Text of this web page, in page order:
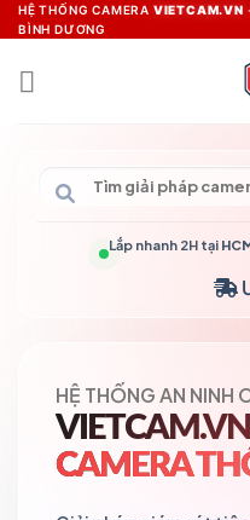
Skip
to
content
HỆ THỐNG CAMERA VIETCAM.VN
BÌNH DƯƠNG
Lắp nhanh 2H tại
HỆ THỐNG AN NINH
VIETCAM.VN
CAMERA